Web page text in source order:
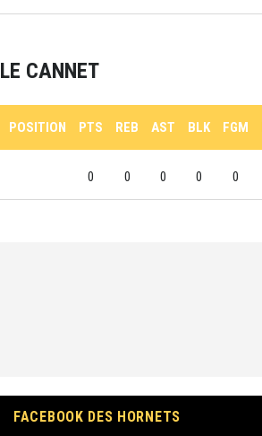
LE CANNET
POSITION PTS REB AST BLK FGM
0 0 0 0 0
FACEBOOK DES HORNETS